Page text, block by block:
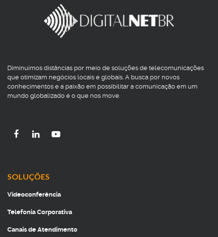
Diminuímos distâncias por meio de soluções de telecomunicações
que otimizam negócios locais e globais. A busca por novos
conhecimentos e a paixão em possibilitar a comunicação em um
mundo globalizado é o que nos move.
SOLUÇÕES
Videoconferência
Telefonia Corporativa
Canais de Atendimento